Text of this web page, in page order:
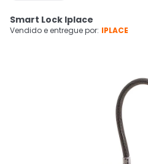
Cupons
Ativar tradutor em libras
Smart Lock Iplace
Vendido e entregue por: IPLACE